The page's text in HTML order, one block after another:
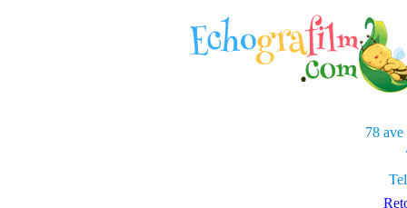
78 ave